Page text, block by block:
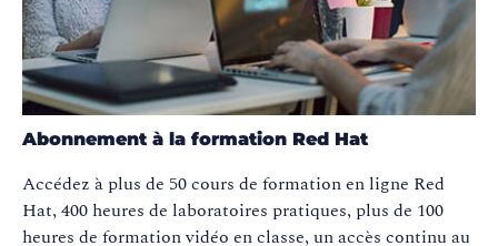
Abonnement à la formation Red Hat
Accédez à plus de 50 cours de formation en ligne Red
Hat, 400 heures de laboratoires pratiques, plus de 100
heures de formation vidéo en classe, un accès continu au